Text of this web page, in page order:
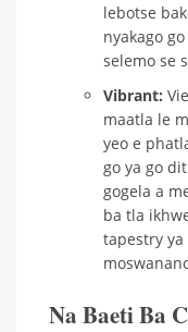
lebotse
nyakago
selemo se
Vibrant:
maatla le
yeo e
go ya go
gogela a
ba tla
tapestry ya
Na Baeti Ba